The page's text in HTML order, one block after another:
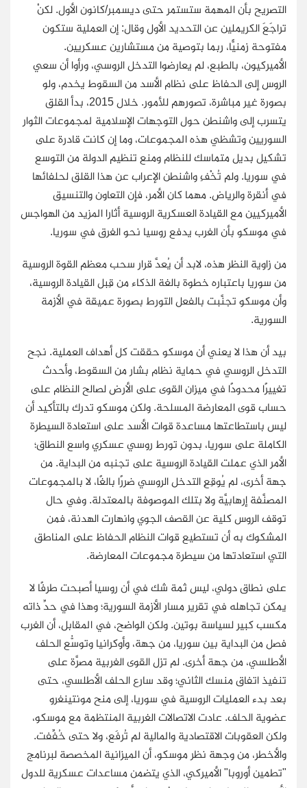
التصريح بأن المهمة ستستمر حتى ديسمبر/كانون الأول. لكنْ
تراجَعَ الكريملين عن التحديد الأول وقال: إن العملية ستكون
مفتوحة زمنيًّا، ربما بتوصية من مستشارين عسكريين.
الأميركيون، بالطبع، لم يعارضوا التدخل الروسي، ورأوا أن سعي
الروس إلى الحفاظ على نظام الأسد من السقوط يخدم، ولو
بصورة غير مباشرة، تصورهم للأمور. خلال 2015، بدأ القلق
يتسرب إلى واشنطن حول التوجهات الإسلامية لمجموعات الثوار
السوريين وتشظي هذه المجموعات، وما إن كانت قادرة على
تشكيل بديل متماسك للنظام ومنع تنظيم الدولة من التوسع
في سوريا. ولم تُخْفِ واشنطن الإعراب عن هذا القلق لحلفائها
في أنقرة والرياض. مهما كان الأمر، فإن التعاون والتنسيق
الأميركيين مع القيادة العسكرية الروسية أثارا المزيد من الهواجس
في موسكو بأن الغرب يدفع روسيا نحو الغرق في سوريا.
من زاوية النظر هذه، لابد أن يُعدَّ قرار سحب معظم القوة الروسية
من سوريا باعتباره خطوة بالغة الذكاء من قِبل القيادة الروسية،
وأن موسكو تجنَّبت بالفعل التورط بصورة عميقة في الأزمة
السورية.
بيد أن هذا لا يعني أن موسكو حققت كل أهداف العملية. نجح
التدخل الروسي في حماية نظام بشار من السقوط، وأحدث
تغييرًا محدودًا في ميزان القوى على الأرض لصالح النظام على
حساب قوى المعارضة المسلحة. ولكن موسكو تدرك بالتأكيد أن
ليس باستطاعتها مساعدة قوات الأسد على استعادة السيطرة
الكاملة على سوريا، بدون تورط روسي عسكري واسع النطاق؛
الأمر الذي عملت القيادة الروسية على تجنبه من البداية. من
جهة أخرى، لم يُوقِعِ التدخل الروسي ضررًا بالغًا، لا بالمجموعات
المصنَّفة إرهابيَّة ولا بتلك الموصوفة بالمعتدلة. وفي حال
توقف الروس كلية عن القصف الجوي وانهارت الهدنة، فمن
المشكوك به أن تستطيع قوات النظام الحفاظ على المناطق
التي استعادتها من سيطرة مجموعات المعارضة.
على نطاق دولي، ليس ثمة شك في أن روسيا أصبحت طرفًا لا
يمكن تجاهله في تقرير مسار الأزمة السورية؛ وهذا في حدِّ ذاته
مكسب كبير لسياسة بوتين. ولكن الواضح، في المقابل، أن الغرب
فصل من البداية بين سوريا، من جهة، وأوكرانيا وتوسُّع الحلف
الأطلسي، من جهة أخرى. لم تزل القوى الغربية مصرَّة على
تنفيذ اتفاق منسك الثاني؛ وقد سارع الحلف الأطلسي، حتى
بعد بدء العمليات الروسية في سوريا، إلى منح مونتينغرو
عضوية الحلف. عادت الاتصالات الغربية المنتظمة مع موسكو،
ولكن العقوبات الاقتصادية والمالية لم تُرفَع، ولا حتى خُفِّفت.
والأخطر، من وجهة نظر موسكو، أن الميزانية المخصصة لبرنامج
"تطمين أوروبا" الأميركي، الذي يتضمن مساعدات عسكرية للدول